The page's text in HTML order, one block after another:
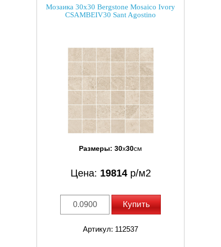
Мозаика 30x30 Bergstone Mosaico Ivory
CSAMBEIV30 Sant Agostino
Размеры: 30x30см
Цена: 19814р/м2
Купить
Артикул: 112537